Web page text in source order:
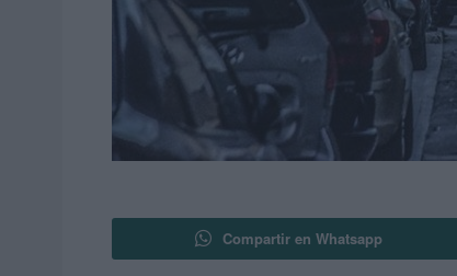
Compartir en Whatsapp